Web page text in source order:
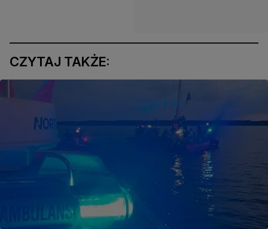
CZYTAJ TAKŻE: